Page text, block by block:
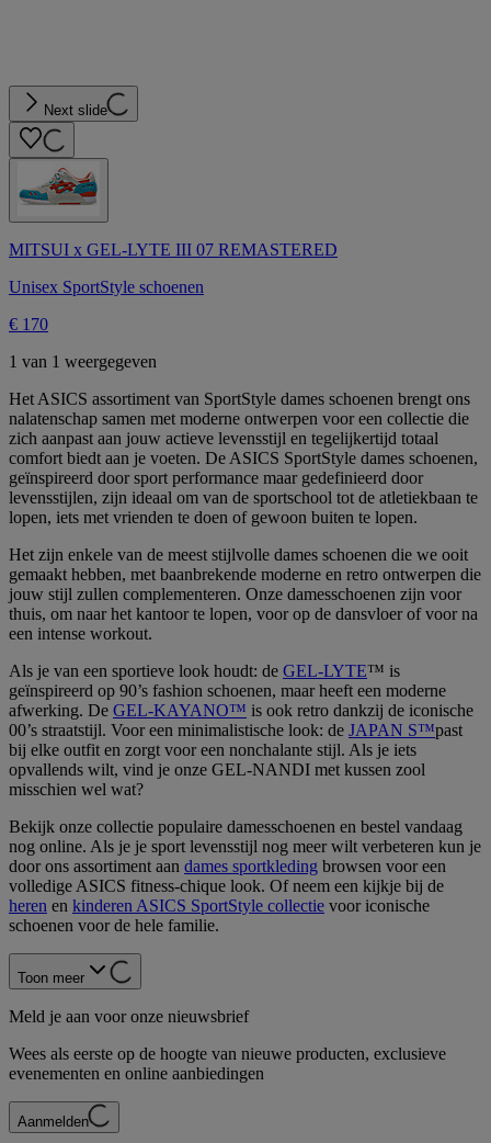
Next slide
MITSUI x GEL-LYTE III 07 REMASTERED
Unisex SportStyle schoenen
€ 170
1 van 1 weergegeven
Het ASICS assortiment van SportStyle dames schoenen brengt ons
nalatenschap samen met moderne ontwerpen voor een collectie die
zich aanpast aan jouw actieve levensstijl en tegelijkertijd totaal
comfort biedt aan je voeten. De ASICS SportStyle dames schoenen,
geïnspireerd door sport performance maar gedefinieerd door
levensstijlen, zijn ideaal om van de sportschool tot de atletiekbaan te
lopen, iets met vrienden te doen of gewoon buiten te lopen.
Het zijn enkele van de meest stijlvolle dames schoenen die we ooit
gemaakt hebben, met baanbrekende moderne en retro ontwerpen die
jouw stijl zullen complementeren. Onze damesschoenen zijn voor
thuis, om naar het kantoor te lopen, voor op de dansvloer of voor na
een intense workout.
Als je van een sportieve look houdt: de GEL-LYTE™ is
geïnspireerd op 90’s fashion schoenen, maar heeft een moderne
afwerking. De GEL-KAYANO™ is ook retro dankzij de iconische
00’s straatstijl. Voor een minimalistische look: de JAPAN S™past
bij elke outfit en zorgt voor een nonchalante stijl. Als je iets
opvallends wilt, vind je onze GEL-NANDI met kussen zool
misschien wel wat?
Bekijk onze collectie populaire damesschoenen en bestel vandaag
nog online. Als je je sport levensstijl nog meer wilt verbeteren kun je
door ons assortiment aan dames sportkleding browsen voor een
volledige ASICS fitness-chique look. Of neem een kijkje bij de
heren en kinderen ASICS SportStyle collectie voor iconische
schoenen voor de hele familie.
Toon meer
Meld je aan voor onze nieuwsbrief
Wees als eerste op de hoogte van nieuwe producten, exclusieve
evenementen en online aanbiedingen
Aanmelden